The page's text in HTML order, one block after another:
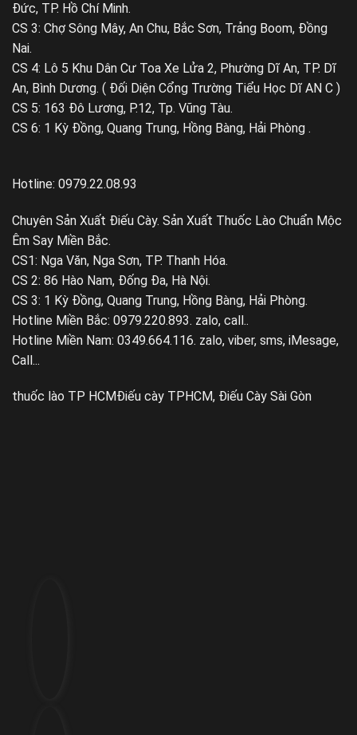
Đức, TP. Hồ Chí Minh.
CS 3: Chợ Sông Mây, An Chu, Bắc Sơn, Trảng Boom, Đồng
Nai.
CS 4: Lô 5 Khu Dân Cư Toa Xe Lửa 2, Phường Dĩ An, TP. Dĩ
An, Bình Dương. ( Đối Diện Cổng Trường Tiểu Học Dĩ AN C )
CS 5: 163 Đô Lương, P.12, Tp. Vũng Tàu.
CS 6: 1 Kỳ Đồng, Quang Trung, Hồng Bàng, Hải Phòng .
Hotline: 0979.22.08.93
Chuyên Sản Xuất Điếu Cày. Sản Xuất Thuốc Lào Chuẩn Mộc
Êm Say Miền Bắc.
CS1: Nga Văn, Nga Sơn, TP. Thanh Hóa.
CS 2: 86 Hào Nam, Đống Đa, Hà Nội.
CS 3: 1 Kỳ Đồng, Quang Trung, Hồng Bàng, Hải Phòng.
Hotline Miền Bắc: 0979.220.893. zalo, call..
Hotline Miền Nam: 0349.664.116. zalo, viber, sms, iMesage,
Call...
thuốc lào TP HCMĐiếu cày TPHCM, Điếu Cày Sài Gòn